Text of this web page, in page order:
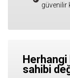
güvenilir
Herhangi
sahibi